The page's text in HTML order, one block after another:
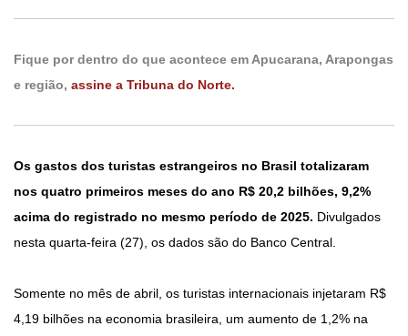
Fique por dentro do que acontece em Apucarana, Arapongas
e região, assine a Tribuna do Norte.
Os gastos dos turistas estrangeiros no Brasil totalizaram
nos quatro primeiros meses do ano R$ 20,2 bilhões, 9,2%
acima do registrado no mesmo período de 2025. Divulgados
nesta quarta-feira (27), os dados são do Banco Central.
Somente no mês de abril, os turistas internacionais injetaram R$
4,19 bilhões na economia brasileira, um aumento de 1,2% na